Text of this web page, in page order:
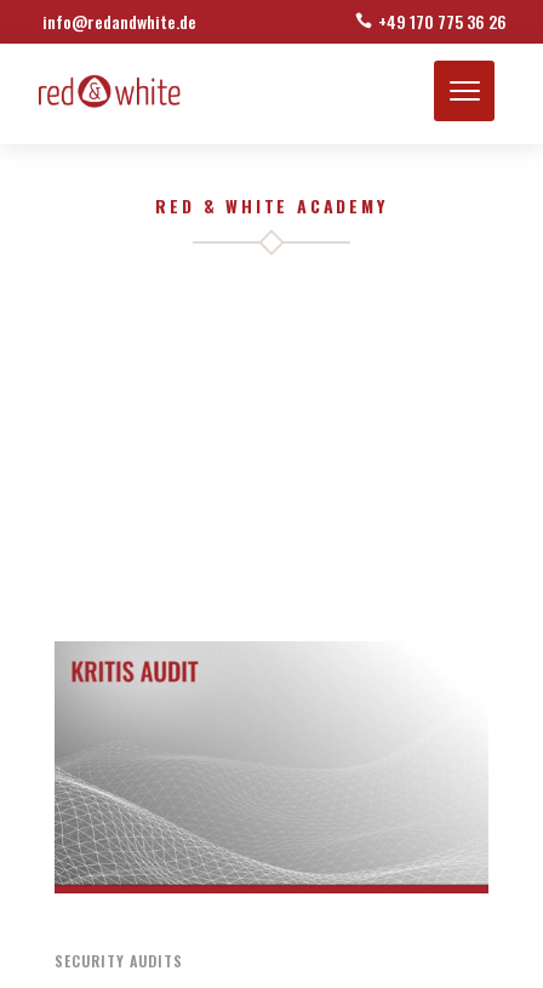
info@redandwhite.de  +49 170 775 36 26
RED & WHITE ACADEMY
SECURITY AUDITS